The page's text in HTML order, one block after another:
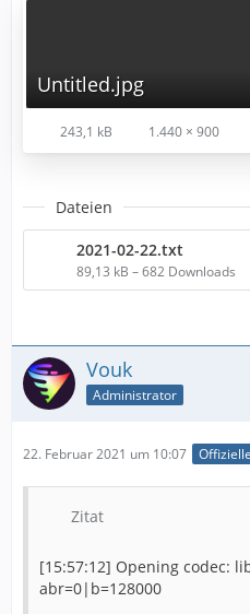
Untitled.jpg
243,1 kB 1.440 × 900
Dateien
2021-02-22.txt
89,13 kB – 682 Downloads
Vouk
Administrator
22. Februar 2021 um 10:07
Zitat
[15:57:12] Opening codec:
abr=0|b=128000